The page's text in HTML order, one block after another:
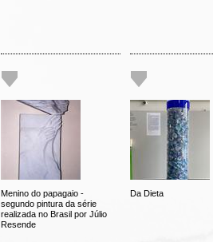
Menino do papagaio -
segundo pintura da série
realizada no Brasil por Júlio
Resende
Da Dieta